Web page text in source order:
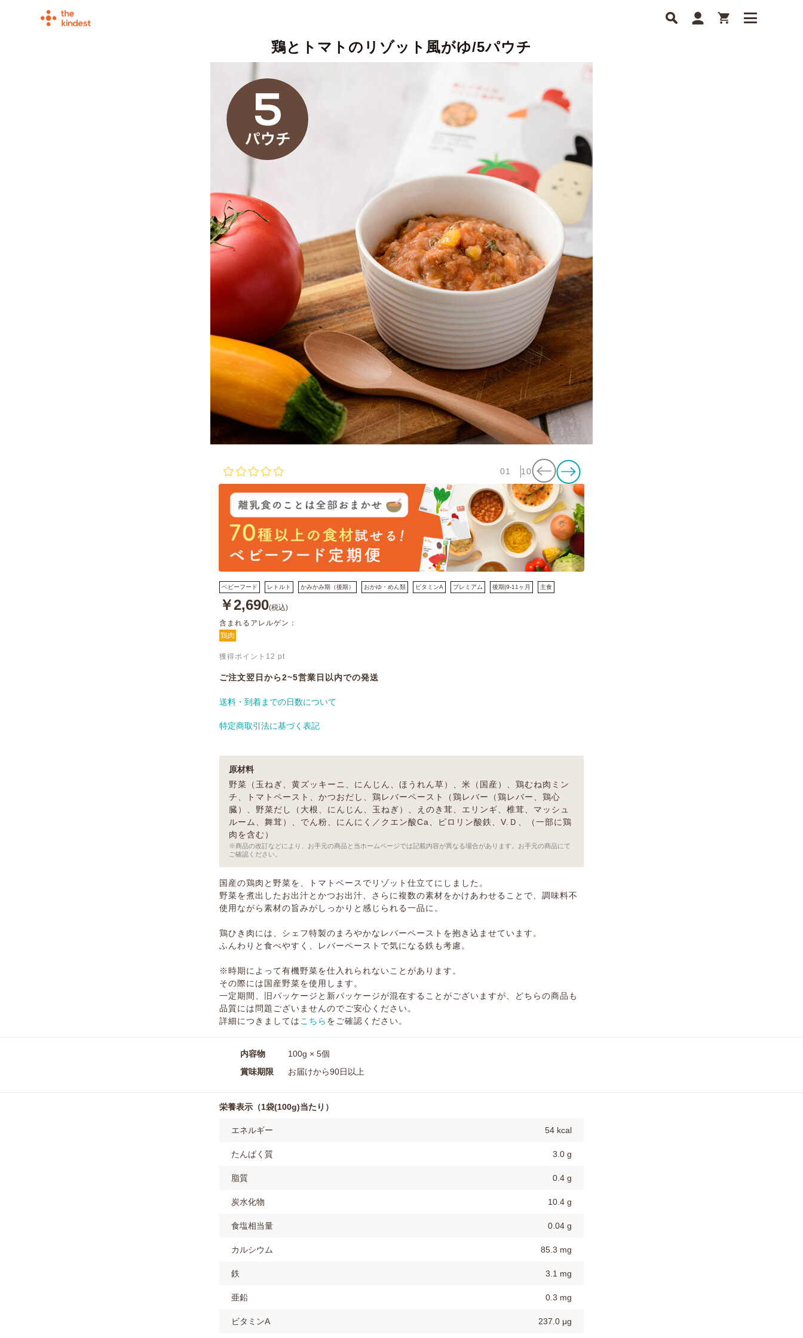
鶏とトマトのリゾット風がゆ/5パウチ
01 10
ベビーフード レトルト かみかみ期（後期） おかゆ・めん類 ビタミンA プレミアム 後期|9-11ヶ月 主食
￥2,690(税込)
含まれるアレルゲン：
鶏肉
獲得ポイント 12 pt
ご注文翌日から2~5営業日以内での発送
送料・到着までの日数について
特定商取引法に基づく表記
原材料
野菜（玉ねぎ、黄ズッキーニ、にんじん、ほうれん草）、米（国産）、鶏むね肉ミン
チ、トマトペースト、かつおだし、鶏レバーペースト（鶏レバー（鶏レバー、鶏心
臓）、野菜だし（大根、にんじん、玉ねぎ）、えのき茸、エリンギ、椎茸、マッシュ
ルーム、舞茸）、でん粉、にんにく／クエン酸Ca、ピロリン酸鉄、V.Ｄ、（一部に鶏
肉を含む）
※商品の改訂などにより、お手元の商品と当ホームページでは記載内容が異なる場合があります。お手元の商品にて
ご確認ください。
国産の鶏肉と野菜を、トマトベースでリゾット仕立てにしました。
野菜を煮出したお出汁とかつお出汁、さらに複数の素材をかけあわせることで、調味料不
使用ながら素材の旨みがしっかりと感じられる一品に。
鶏ひき肉には、シェフ特製のまろやかなレバーペーストを抱き込ませています。
ふんわりと食べやすく、レバーペーストで気になる鉄も考慮。
※時期によって有機野菜を仕入れられないことがあります。
その際には国産野菜を使用します。
一定期間、旧パッケージと新パッケージが混在することがございますが、どちらの商品も
品質には問題ございませんのでご安心ください。
詳細につきましては こちら をご確認ください。
内容物
100g × 5個
賞味期限
お届けから90日以上
栄養表示（1袋(100g)当たり）
エネルギー 54 kcal
たんぱく質 3.0 g
脂質 0.4 g
炭水化物 10.4 g
食塩相当量 0.04 g
カルシウム 85.3 mg
鉄 3.1 mg
亜鉛 0.3 mg
ビタミンA 237.0 μg